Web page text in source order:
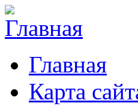
Главная
Карта